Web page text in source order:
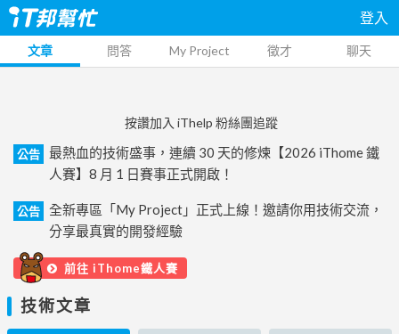
登入
文章 問答 My Project 徵才 聊天
按讚加入 iThelp 粉絲團追蹤
公告
最熱血的技術盛事，連續 30 天的修煉【2026 iThome 鐵
人賽】8 月 1 日賽事正式開啟！
公告
全新專區「My Project」正式上線！邀請你用技術交流，
分享最真實的開發經驗
前往 iThome鐵人賽
技術文章